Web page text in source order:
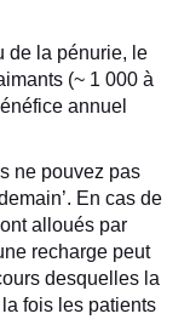
de la pénurie, le
(~ 1 000 à
annuel
ne pouvez pas
En cas de
alloués par
recharge peut
desquelles la
fois les patients